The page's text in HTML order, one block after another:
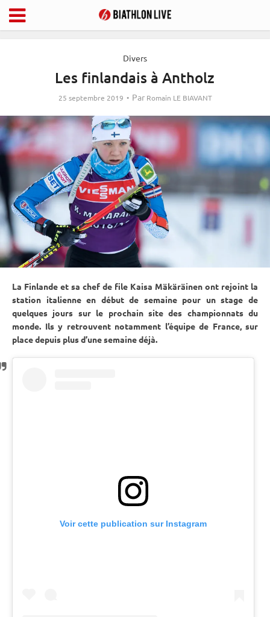
Divers
Les finlandais à Antholz
25 septembre 2019 Par Romain LE BIAVANT
La Finlande et sa chef de file Kaisa Mäkäräinen ont rejoint la
station italienne en début de semaine pour un stage de
quelques jours sur le prochain site des championnats du
monde. Ils y retrouvent notamment l’équipe de France, sur
place depuis plus d’une semaine déjà.
Voir cette publication sur Instagram